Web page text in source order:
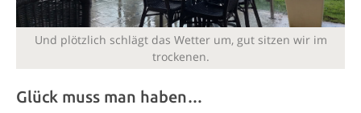
Und plötzlich schlägt das Wetter um, gut sitzen wir im
trockenen.
Glück muss man haben…